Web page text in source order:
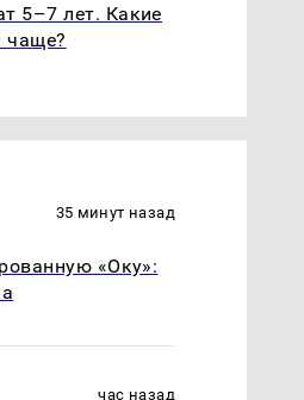
5–7 лет. Какие
чаще?
35 минут назад
«Оку»:
час назад